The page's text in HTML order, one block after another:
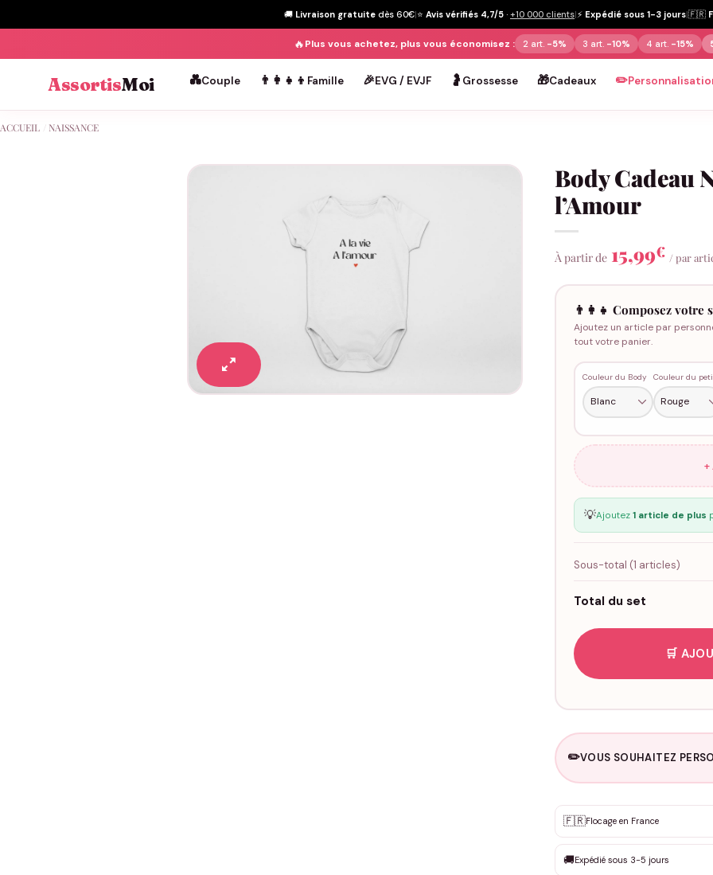
🚚 Livraison gratuite dès 60€|⭐ Avis vérifiés 4,7/5 · +10 000 clients|⚡ Expédié sous 1-3 jours|🇫🇷
🔥Plus vous achetez, plus vous économisez : 2 art. -5% 3 art. -10% 4 art. -15%
AssortisMoi 💑Couple 👨‍👩‍👧‍👦 Famille 🎉EVG / EVJF 🤰 Grossesse 🎁Cadeaux ✏️
ACCUEIL NAISSANCE
Body Cadeau
l’Amour
À partir de 15,99€ / par
👨‍👩‍👧 Composez votre
Ajoutez un article par
tout votre panier.
Couleur du Body
+
💡Ajoutez 1 article de plus
Sous-total (1 articles)
Total du set
🛒
✏️VOUS SOUHAITEZ
✨ Personnalisation sur
DEVIS GRATUIT ·
Que souhaitez-vous ?
🇫🇷Flocage en France
🚚Expédié sous 3-5 jours